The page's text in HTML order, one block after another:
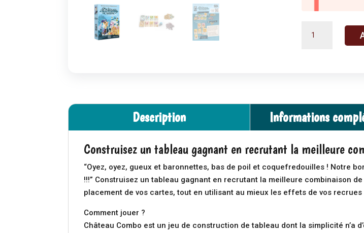
Description Informations
Construisez un tableau gagnant en recrutant la meilleure
“Oyez, oyez, gueux et baronnettes, bas de poil et coquefredouilles ! Notre
!!!” Construisez un tableau gagnant en recrutant la meilleure combinaison
placement de vos cartes, tout en utilisant au mieux les effets de vos recrues
Comment jouer ?
Château Combo est un jeu de construction de tableau dont la simplicité n’a